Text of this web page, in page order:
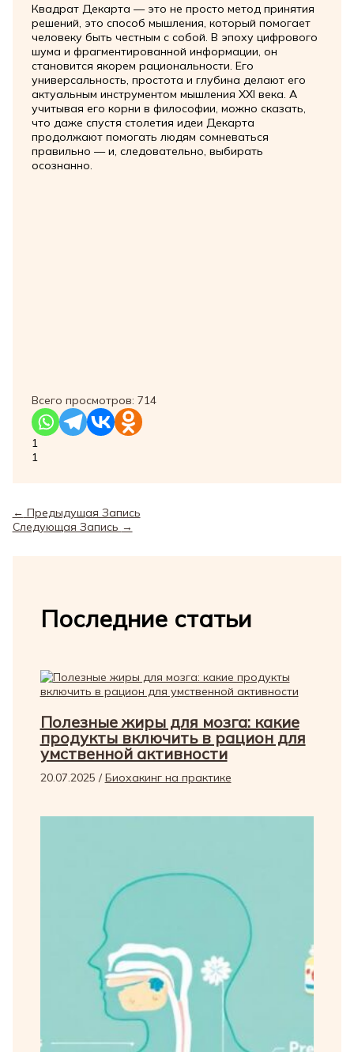
Квадрат Декарта — это не просто метод принятия
решений, это способ мышления, который помогает
человеку быть честным с собой. В эпоху цифрового
шума и фрагментированной информации, он
становится якорем рациональности. Его
универсальность, простота и глубина делают его
актуальным инструментом мышления XXI века. А
учитывая его корни в философии, можно сказать,
что даже спустя столетия идеи Декарта
продолжают помогать людям сомневаться
правильно — и, следовательно, выбирать
осознанно.
Всего просмотров: 714
1
1
← Предыдущая Запись
Следующая Запись →
Последние статьи
Полезные жиры для мозга: какие
продукты включить в рацион для
умственной активности
20.07.2025 /Биохакинг на практике